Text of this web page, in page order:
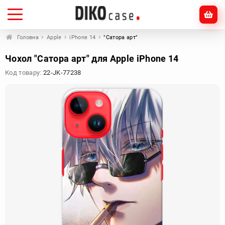
Головна Apple iPhone 14 "Сатора арт"
Чохол "Сатора арт" для Apple iPhone 14
Код товару: 22-JK-77238